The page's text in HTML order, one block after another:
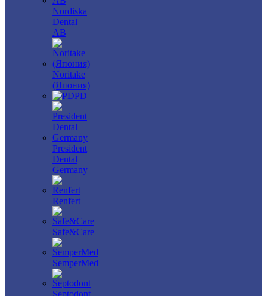
Nordiska
Dental
AB
Noritake
(Япония)
PD
President
Dental
Germany
Renfert
Safe&Care
SemperMed
Septodont